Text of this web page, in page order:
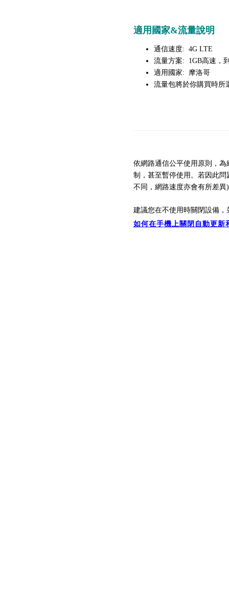
適用國家&流量說明
通信速度: 4G LTE
流量方案: 1GB高速，
適用國家: 摩洛哥
流量包將於你購買時所
依網路通信公平使用原則，
制， 甚至暫停使用。 若因此問
不同， 網路速度亦會有所差異
建議您在不使用時關閉設備，
如何在手機上關閉自動更新